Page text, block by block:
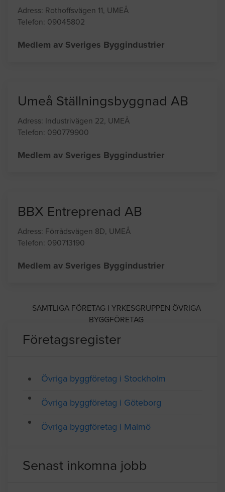
Adress: Rothoffsvägen 11, UMEÅ
Telefon: 09045802
Medlem av Sveriges Byggindustrier
Umeå Ställningsbyggnad AB
Adress: Industrivägen 22, UMEÅ
Telefon: 090779900
Medlem av Sveriges Byggindustrier
BBX Entreprenad AB
Adress: Förrådsvägen 8D, UMEÅ
Telefon: 090713190
Medlem av Sveriges Byggindustrier
SAMTLIGA FÖRETAG I YRKESGRUPPEN ÖVRIGA
BYGGFÖRETAG
Företagsregister
Övriga byggföretag i Stockholm
Övriga byggföretag i Göteborg
Övriga byggföretag i Malmö
Senast inkomna jobb